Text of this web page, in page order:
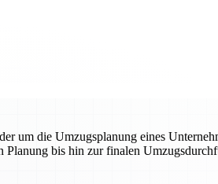
um die Umzugsplanung eines
Planung bis hin zur finalen